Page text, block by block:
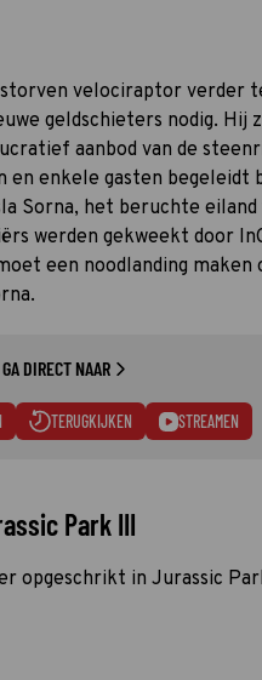
velociraptor verder
geldschieters nodig. Hij
aanbod van de
en enkele gasten begeleidt
Sorna, het beruchte eiland
werden gekweekt door
een noodlanding maken
GA DIRECT NAAR
TERUGKIJKEN STREAMEN
Park III
opgeschrikt in Jurassic